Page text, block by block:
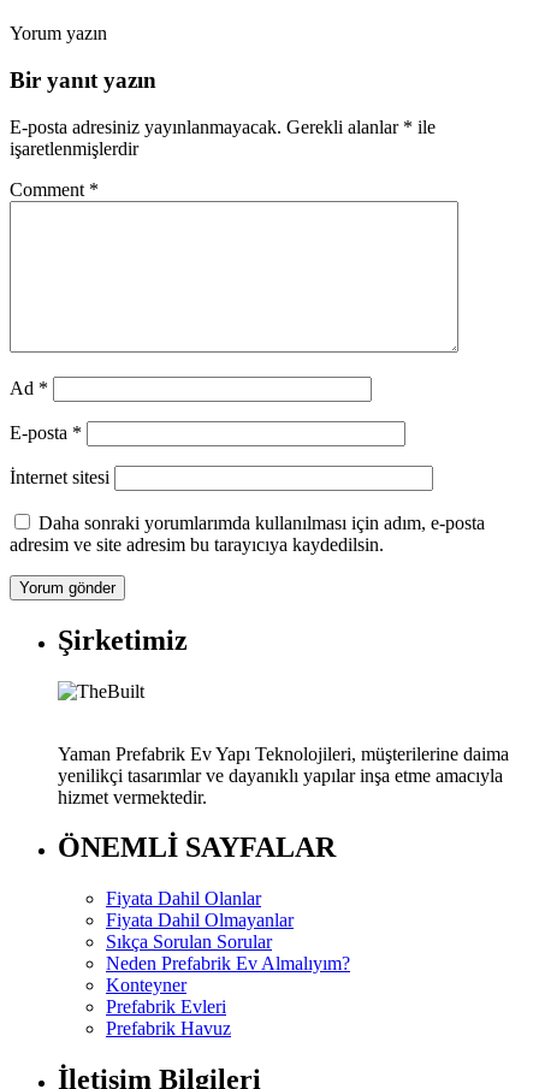
Yorum yazın
Bir yanıt yazın
E-posta adresiniz yayınlanmayacak. Gerekli alanlar * ile
işaretlenmişlerdir
Comment *
Ad *
E-posta *
İnternet sitesi
Daha sonraki yorumlarımda kullanılması için adım, e-posta
adresim ve site adresim bu tarayıcıya kaydedilsin.
Şirketimiz
Yaman Prefabrik Ev Yapı Teknolojileri, müşterilerine daima
yenilikçi tasarımlar ve dayanıklı yapılar inşa etme amacıyla
hizmet vermektedir.
ÖNEMLİ SAYFALAR
Fiyata Dahil Olanlar
Fiyata Dahil Olmayanlar
Sıkça Sorulan Sorular
Neden Prefabrik Ev Almalıyım?
Konteyner
Prefabrik Evleri
Prefabrik Havuz
İletişim Bilgileri